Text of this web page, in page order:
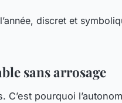
discret et
sans arrosage
pourquoi